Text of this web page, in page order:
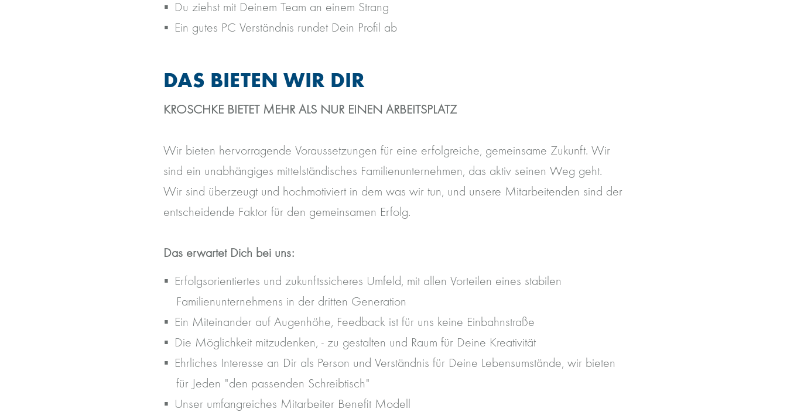
Du ziehst mit Deinem Team an einem Strang
Ein gutes PC Verständnis rundet Dein Profil ab
DAS BIETEN WIR DIR
KROSCHKE BIETET MEHR ALS NUR EINEN ARBEITSPLATZ
Wir bieten hervorragende Voraussetzungen für eine erfolgreiche, gemeinsame Zukunft. Wir
sind ein unabhängiges mittelständisches Familienunternehmen, das aktiv seinen Weg geht.
Wir sind überzeugt und hochmotiviert in dem was wir tun, und unsere Mitarbeitenden sind der
entscheidende Faktor für den gemeinsamen Erfolg.
Das erwartet Dich bei uns:
Erfolgsorientiertes und zukunftssicheres Umfeld, mit allen Vorteilen eines stabilen
Familienunternehmens in der dritten Generation
Ein Miteinander auf Augenhöhe, Feedback ist für uns keine Einbahnstraße
Die Möglichkeit mitzudenken, - zu gestalten und Raum für Deine Kreativität
Ehrliches Interesse an Dir als Person und Verständnis für Deine Lebensumstände, wir bieten
für Jeden "den passenden Schreibtisch"
Unser umfangreiches Mitarbeiter Benefit Modell